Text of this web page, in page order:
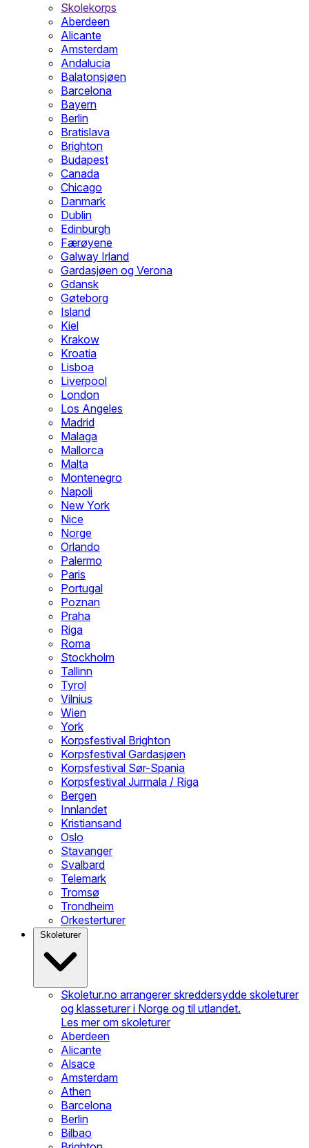
Skolekorps
Aberdeen
Alicante
Amsterdam
Andalucia
Balatonsjøen
Barcelona
Bayern
Berlin
Bratislava
Brighton
Budapest
Canada
Chicago
Danmark
Dublin
Edinburgh
Færøyene
Galway Irland
Gardasjøen og Verona
Gdansk
Gøteborg
Island
Kiel
Krakow
Kroatia
Lisboa
Liverpool
London
Los Angeles
Madrid
Malaga
Mallorca
Malta
Montenegro
Napoli
New York
Nice
Norge
Orlando
Palermo
Paris
Portugal
Poznan
Praha
Riga
Roma
Stockholm
Tallinn
Tyrol
Vilnius
Wien
York
Korpsfestival Brighton
Korpsfestival Gardasjøen
Korpsfestival Sør-Spania
Korpsfestival Jurmala / Riga
Bergen
Innlandet
Kristiansand
Oslo
Stavanger
Svalbard
Telemark
Tromsø
Trondheim
Orkesterturer
Skoleturer
Skoletur.no arrangerer skreddersydde skoleturer
og klasseturer i Norge og til utlandet.
Les mer om skoleturer
Aberdeen
Alicante
Alsace
Amsterdam
Athen
Barcelona
Berlin
Bilbao